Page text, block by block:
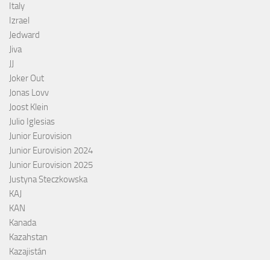
Italy
Izrael
Jedward
Jiva
Joker Out
Jonas Lovv
Joost Klein
Julio Iglesias
Junior Eurovision
Junior Eurovision 2024
Junior Eurovision 2025
Justyna Steczkowska
KAJ
KAN
Kanada
Kazahstan
Kazajistán